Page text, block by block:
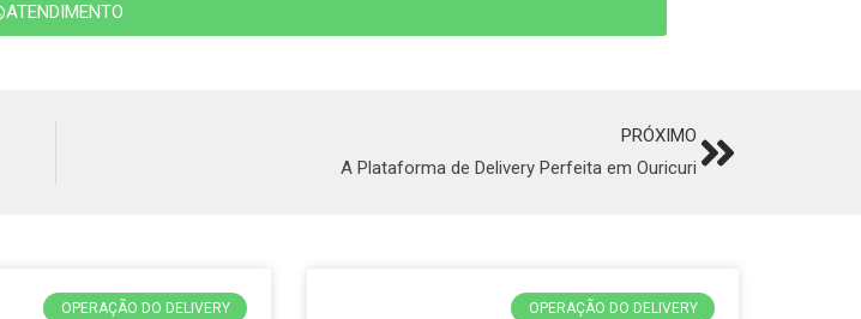
ATENDIMENTO
PRÓXIMO
A Plataforma de Delivery Perfeita em Ouricuri Next
OPERAÇÃO DO DELIVERY OPERAÇÃO DO DELIVERY